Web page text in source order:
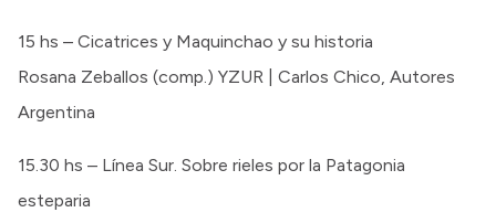
15 hs – Cicatrices y Maquinchao y su historia
Rosana Zeballos (comp.) YZUR | Carlos Chico, Autores
Argentina
15.30 hs – Línea Sur. Sobre rieles por la Patagonia
esteparia